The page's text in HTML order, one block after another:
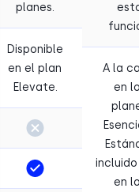
planes.
Disponible
en el plan
Elevate.
A la
en
en